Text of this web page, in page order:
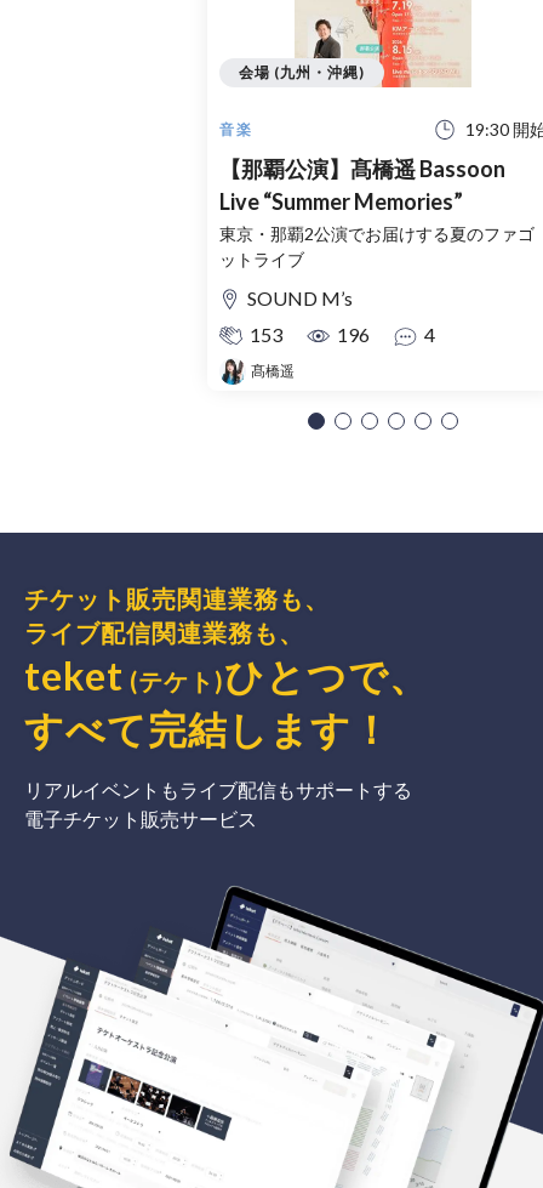
音楽 19:30 開
【那覇公演】髙橋遥 Bassoon
Live “Summer Memories”
東京・那覇2公演でお届けする夏のファゴ
ットライブ
SOUND M’s
153
196 4
髙橋遥
会場 (九州・沖縄)
チケット販売関連業務も、
ライブ配信関連業務も、
teket (テケト)ひとつで、
すべて完結 します ！
リアルイベントもライブ配信もサポートする
電子チケット販売サービス